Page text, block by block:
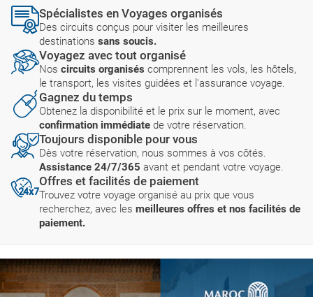
Spécialistes en Voyages organisés
Des circuits conçus pour visiter les meilleures
destinations sans soucis.
Voyagez avec tout organisé
Nos circuits organisés comprennent les vols, les hôtels,
le transport, les visites guidées et l'assurance voyage.
Gagnez du temps
Obtenez la disponibilité et le prix sur le moment, avec
confirmation immédiate de votre réservation.
Toujours disponible pour vous
Dès votre réservation, nous sommes à vos côtés.
Assistance 24/7/365 avant et pendant votre voyage.
Offres et facilités de paiement
Trouvez votre voyage organisé au prix que vous
recherchez, avec les meilleures offres et nos facilités de
paiement.